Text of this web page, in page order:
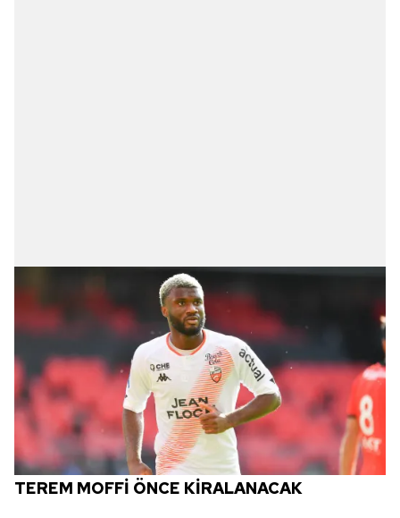
TEREM MOFFİ ÖNCE KİRALANACAK